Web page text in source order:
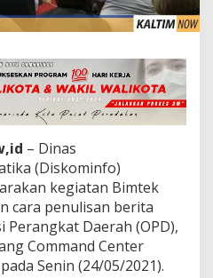
– Dinas
(Diskominfo)
kegiatan Bimtek
cara penulisan berita
Perangkat Daerah (OPD),
Command Center
Senin (24/05/2021).